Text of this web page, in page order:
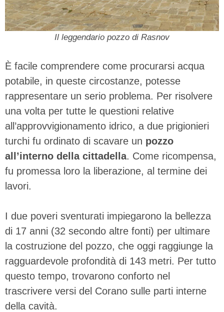
Il leggendario pozzo di Rasnov
È facile comprendere come procurarsi acqua
potabile, in queste circostanze, potesse
rappresentare un serio problema. Per risolvere
una volta per tutte le questioni relative
all’approvvigionamento idrico, a due prigionieri
turchi fu ordinato di scavare un pozzo
all’interno della cittadella. Come ricompensa,
fu promessa loro la liberazione, al termine dei
lavori.
I due poveri sventurati impiegarono la bellezza
di 17 anni (32 secondo altre fonti) per ultimare
la costruzione del pozzo, che oggi raggiunge la
ragguardevole profondità di 143 metri. Per tutto
questo tempo, trovarono conforto nel
trascrivere versi del Corano sulle parti interne
della cavità.